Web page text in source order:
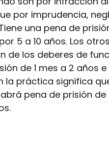
por imprudencia,
una pena de
5 a 10 años. Los
de los deberes de
de 1 mes a 2 años
la práctica significa
pena de prisión